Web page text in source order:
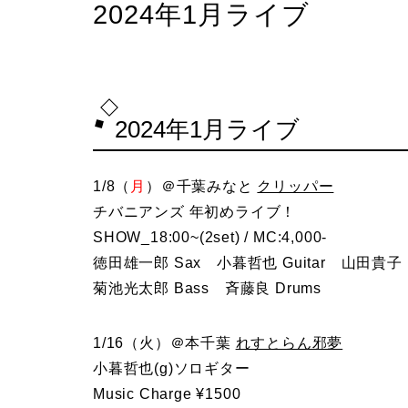
2024年1月ライブ
2024年1月ライブ
1/8（ 月 ）＠千葉みなと クリッパー
チバニアンズ 年初めライブ！
SHOW_18:00~(2set) / MC:4,000-
徳田雄一郎 Sax 小暮哲也 Guitar 山田貴子
菊池光太郎 Bass 斉藤良 Drums
1/16（火）＠本千葉 れすとらん邪夢
小暮哲也(g)ソロギター
Music Charge ¥1500